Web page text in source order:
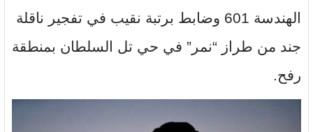
الهندسة 601 وضابط برتبة نقيب في تفجير ناقلة
جند من طراز “نمر” في حي تل السلطان بمنطقة
رفح.